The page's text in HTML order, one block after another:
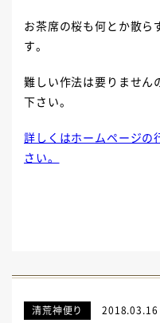
お茶席の桜も何とか散ら
す。
難しい作法は要りません
下さい。
詳しくはホームページの
さい。
清荒神便り 2018.03.16